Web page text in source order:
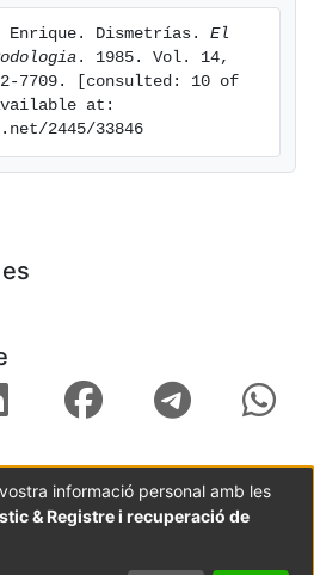
Enrique. Dismetrías. El
. 1985. Vol. 14,
7709. [consulted: 10 of
at:
2445/33846
informació personal amb les
& Registre i recuperació de